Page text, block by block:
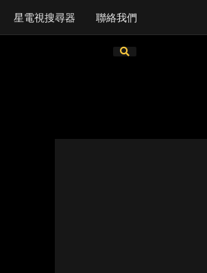
星電視搜尋器 聯絡我們